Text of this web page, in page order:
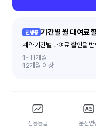
진행중 기간별 월 대여료
계약 기간별 대여료 할인을
1~11개월
12개월 이상
신용등급 운전연